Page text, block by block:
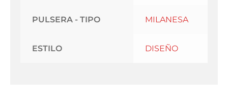
PULSERA - TIPO MILANESA
ESTILO DISEÑO